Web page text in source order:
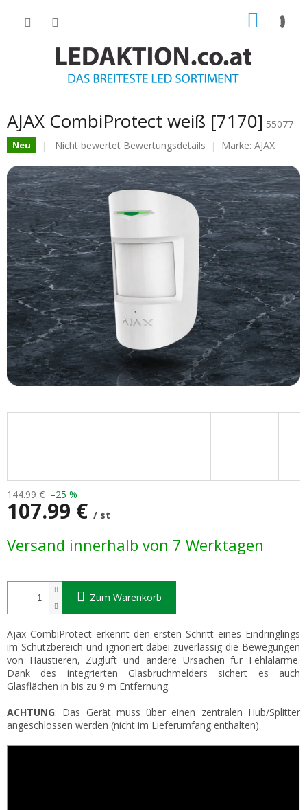
AJAX CombiProtect weiß [7170] 55077
Neu
Die
Produktbewertung
ist
0.0
von
5
Sternen.
Nicht bewertet Bewertungsdetails Marke: AJAX
144.99 € –25 %
107.99 € / st
Versand innerhalb von 7 Werktagen
Zum Warenkorb
Ajax CombiProtect erkennt den ersten Schritt eines Eindringlings
im Schutzbereich und ignoriert dabei zuverlässig die Bewegungen
von Haustieren, Zugluft und andere Ursachen für Fehlalarme.
Dank des integrierten Glasbruchmelders sichert es auch
Glasflächen in bis zu 9 m Entfernung.
ACHTUNG: Das Gerät muss über einen zentralen Hub/Splitter
angeschlossen werden (nicht im Lieferumfang enthalten).